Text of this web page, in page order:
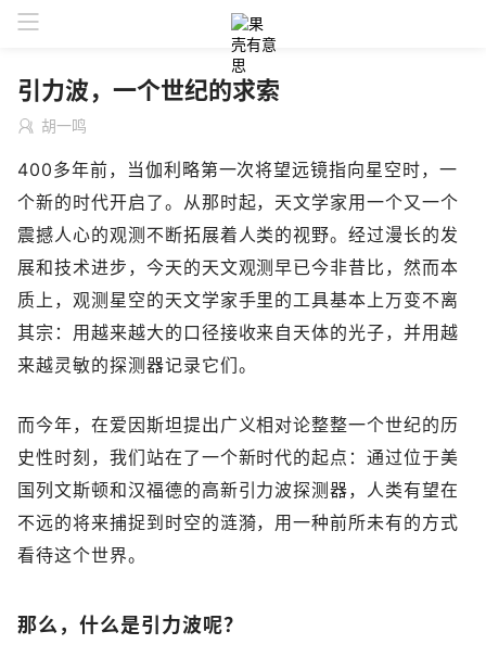
引力波，一个世纪的求索
胡一鸣
400多年前，当伽利略第一次将望远镜指向星空时，一
个新的时代开启了。从那时起，天文学家用一个又一个
震撼人心的观测不断拓展着人类的视野。经过漫长的发
展和技术进步，今天的天文观测早已今非昔比，然而本
质上，观测星空的天文学家手里的工具基本上万变不离
其宗：用越来越大的口径接收来自天体的光子，并用越
来越灵敏的探测器记录它们。
而今年，在爱因斯坦提出广义相对论整整一个世纪的历
史性时刻，我们站在了一个新时代的起点：通过位于美
国列文斯顿和汉福德的高新引力波探测器，人类有望在
不远的将来捕捉到时空的涟漪，用一种前所未有的方式
看待这个世界。
那么，什么是引力波呢？